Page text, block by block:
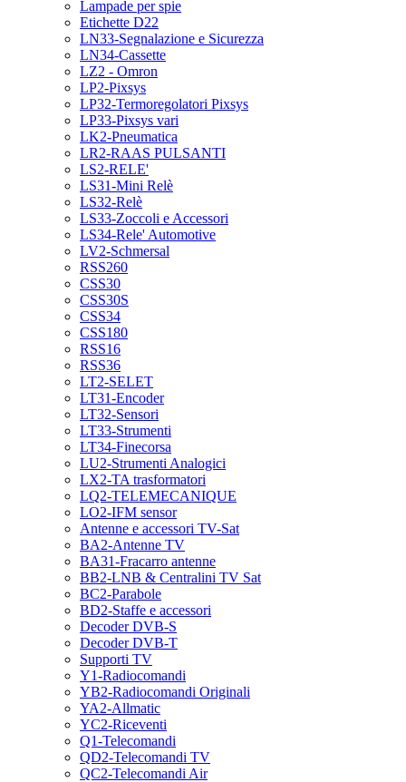
Lampade per spie
Etichette D22
LN33-Segnalazione e Sicurezza
LN34-Cassette
LZ2 - Omron
LP2-Pixsys
LP32-Termoregolatori Pixsys
LP33-Pixsys vari
LK2-Pneumatica
LR2-RAAS PULSANTI
LS2-RELE'
LS31-Mini Relè
LS32-Relè
LS33-Zoccoli e Accessori
LS34-Rele' Automotive
LV2-Schmersal
RSS260
CSS30
CSS30S
CSS34
CSS180
RSS16
RSS36
LT2-SELET
LT31-Encoder
LT32-Sensori
LT33-Strumenti
LT34-Finecorsa
LU2-Strumenti Analogici
LX2-TA trasformatori
LQ2-TELEMECANIQUE
LO2-IFM sensor
Antenne e accessori TV-Sat
BA2-Antenne TV
BA31-Fracarro antenne
BB2-LNB & Centralini TV Sat
BC2-Parabole
BD2-Staffe e accessori
Decoder DVB-S
Decoder DVB-T
Supporti TV
Y1-Radiocomandi
YB2-Radiocomandi Originali
YA2-Allmatic
YC2-Riceventi
Q1-Telecomandi
QD2-Telecomandi TV
QC2-Telecomandi Air